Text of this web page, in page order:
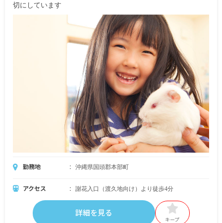
切にしています
勤務地 沖縄県国頭郡本部町
アクセス 謝花入口（渡久地向け）より徒歩4分
詳細を見る
キープ